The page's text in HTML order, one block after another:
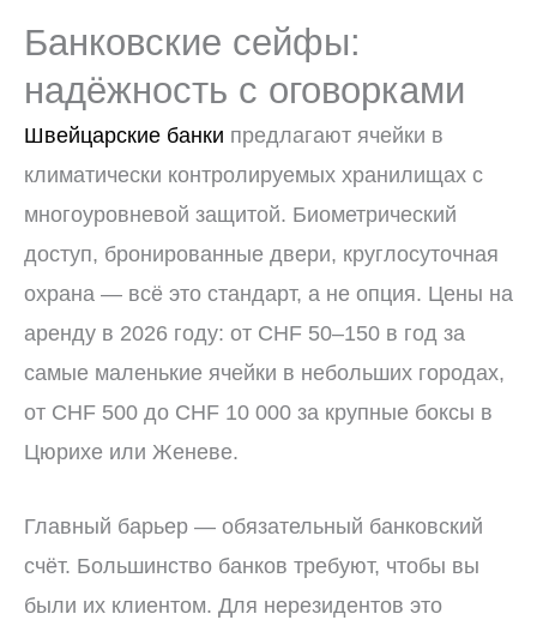
Банковские сейфы:
надёжность с оговорками
Швейцарские банки предлагают ячейки в
климатически контролируемых хранилищах с
многоуровневой защитой. Биометрический
доступ, бронированные двери, круглосуточная
охрана — всё это стандарт, а не опция. Цены на
аренду в 2026 году: от CHF 50–150 в год за
самые маленькие ячейки в небольших городах,
от CHF 500 до CHF 10 000 за крупные боксы в
Цюрихе или Женеве.
Главный барьер — обязательный банковский
счёт. Большинство банков требуют, чтобы вы
были их клиентом. Для нерезидентов это